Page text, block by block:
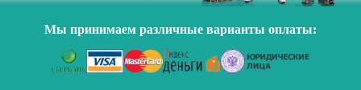
Мы принимаем различные варианты оплаты: